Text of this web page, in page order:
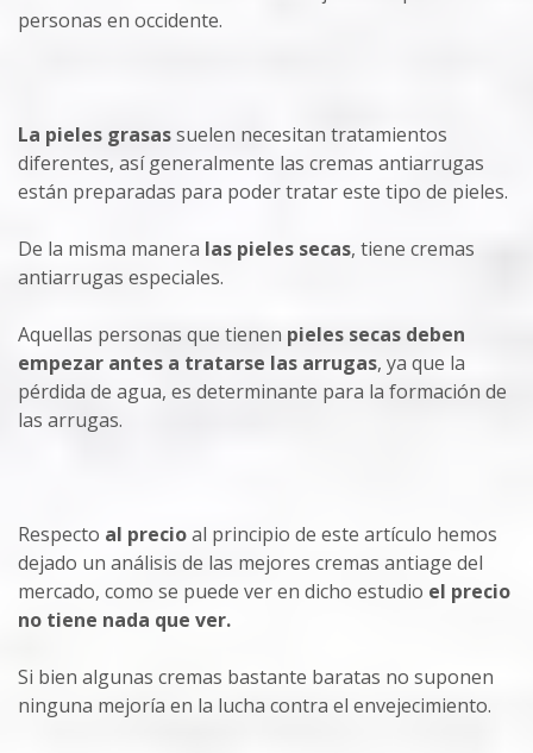
personas en occidente.
La pieles grasassuelen necesitan tratamientos
diferentes, así generalmente las cremas antiarrugas
están preparadas para poder tratar este tipo de pieles.
De la misma manera las pieles secas, tiene cremas
antiarrugas especiales.
Aquellas personas que tienen pieles secas deben
empezar antes a tratarse las arrugas, ya que la
pérdida de agua, es determinante para la formación de
las arrugas.
Respecto al precioal principio de este artículo hemos
dejado un análisis de las mejores cremas antiage del
mercado, como se puede ver en dicho estudio el precio
no tiene nada que ver.
Si bien algunas cremas bastante baratas no suponen
ninguna mejoría en la lucha contra el envejecimiento.